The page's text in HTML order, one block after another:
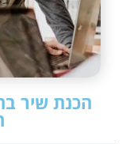
הכנת שיר